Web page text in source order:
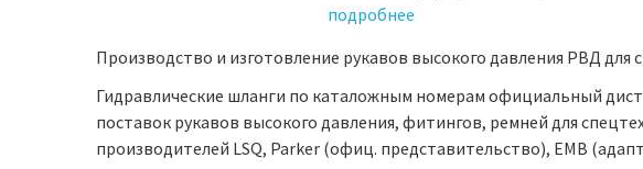
подробнее
Производство и изготовление рукавов высокого давления РВД для
Гидравлические шланги по каталожным номерам официальный
поставок рукавов высокого давления, фитингов, ремней для
производителей LSQ, Parker (офиц. представительство), EMB